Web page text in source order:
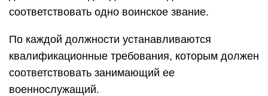
соответствовать одно воинское звание.
По каждой должности устанавливаются
квалификационные требования, которым должен
соответствовать занимающий ее
военнослужащий.